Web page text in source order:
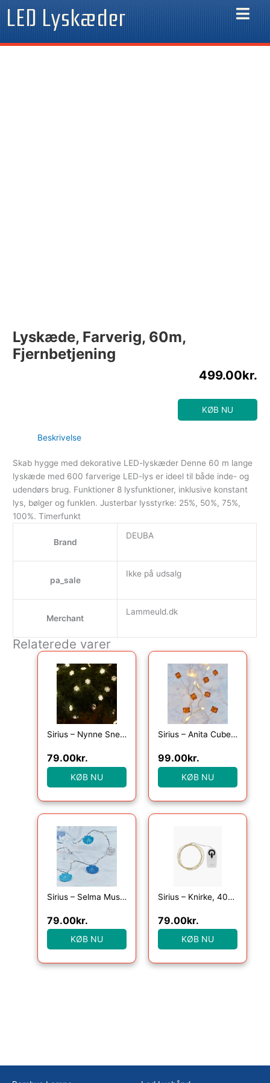
LED Lyskæder
Lyskæde, Farverig, 60m,
Fjernbetjening
499.00kr.
KØB NU
Beskrivelse
Skab hygge med dekorative LED-lyskæder Denne 60 m lange
lyskæde med 600 farverige LED-lys er ideel til både inde- og
udendørs brug. Funktioner 8 lysfunktioner, inklusive konstant
lys, bølger og funklen. Justerbar lysstyrke: 25%, 50%, 75%,
100%. Timerfunkt
Brand
DEUBA
pa_sale
Ikke på udsalg
Merchant
Lammeuld.dk
Relaterede varer
Sirius – Nynne Snefnug, 40 Lys med timer, Klar/Grøn
79.00kr.
KØB NU
Sirius – Anita Cube, 20LED, Amber, 1,05+25cm
99.00kr.
KØB NU
Sirius – Selma Musling, 20LED lyskæde, Blå, 2m+30cm
79.00kr.
KØB NU
Sirius – Knirke, 40L, Klar/Guld
79.00kr.
KØB NU